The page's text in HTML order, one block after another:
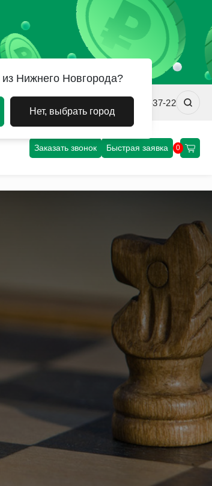
+7 (8312) 00-37-22
Заказать звонок Быстрая заявка 0
Нижнего Новгорода?
Нет, выбрать город